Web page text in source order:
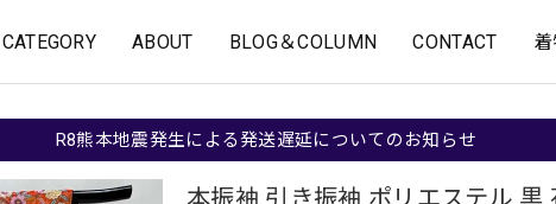
CATEGORY ABOUT BLOG＆COLUMN CONTACT
R8熊本地震発生による発送遅延についてのお知らせ
本振袖 引き振袖 ポリエステル 黒